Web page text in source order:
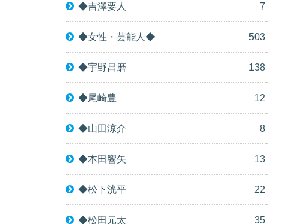
◆吉澤要人 7
◆女性・芸能人◆ 503
◆宇野昌磨 138
◆尾崎豊 12
◆山田涼介 8
◆本田響矢 13
◆松下洸平 22
◆松田元太 35